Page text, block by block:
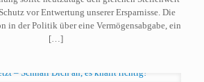
vor Entwertung unserer Ersparnisse. Die
in der Politik über eine Vermögensabgabe, ein
[…]